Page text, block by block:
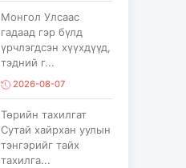
Монгол Улсаас
гадаад гэр бүлд
үрчлэгдсэн хүүхдүүд,
тэдний г...
2026-08-07
Төрийн тахилгат
Сутай хайрхан уулын
тэнгэрийг тайх
тахилга...